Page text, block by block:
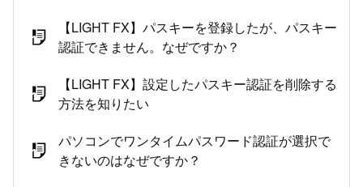
【LIGHT FX】パスキーを登録したが、パスキー
認証できません。なぜですか？
【LIGHT FX】設定したパスキー認証を削除する
方法を知りたい
パソコンでワンタイムパスワード認証が選択で
きないのはなぜですか？